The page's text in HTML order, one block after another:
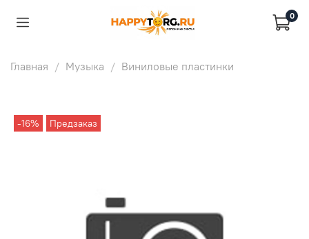
0
Главная Музыка Виниловые пластинки
-16% Предзаказ